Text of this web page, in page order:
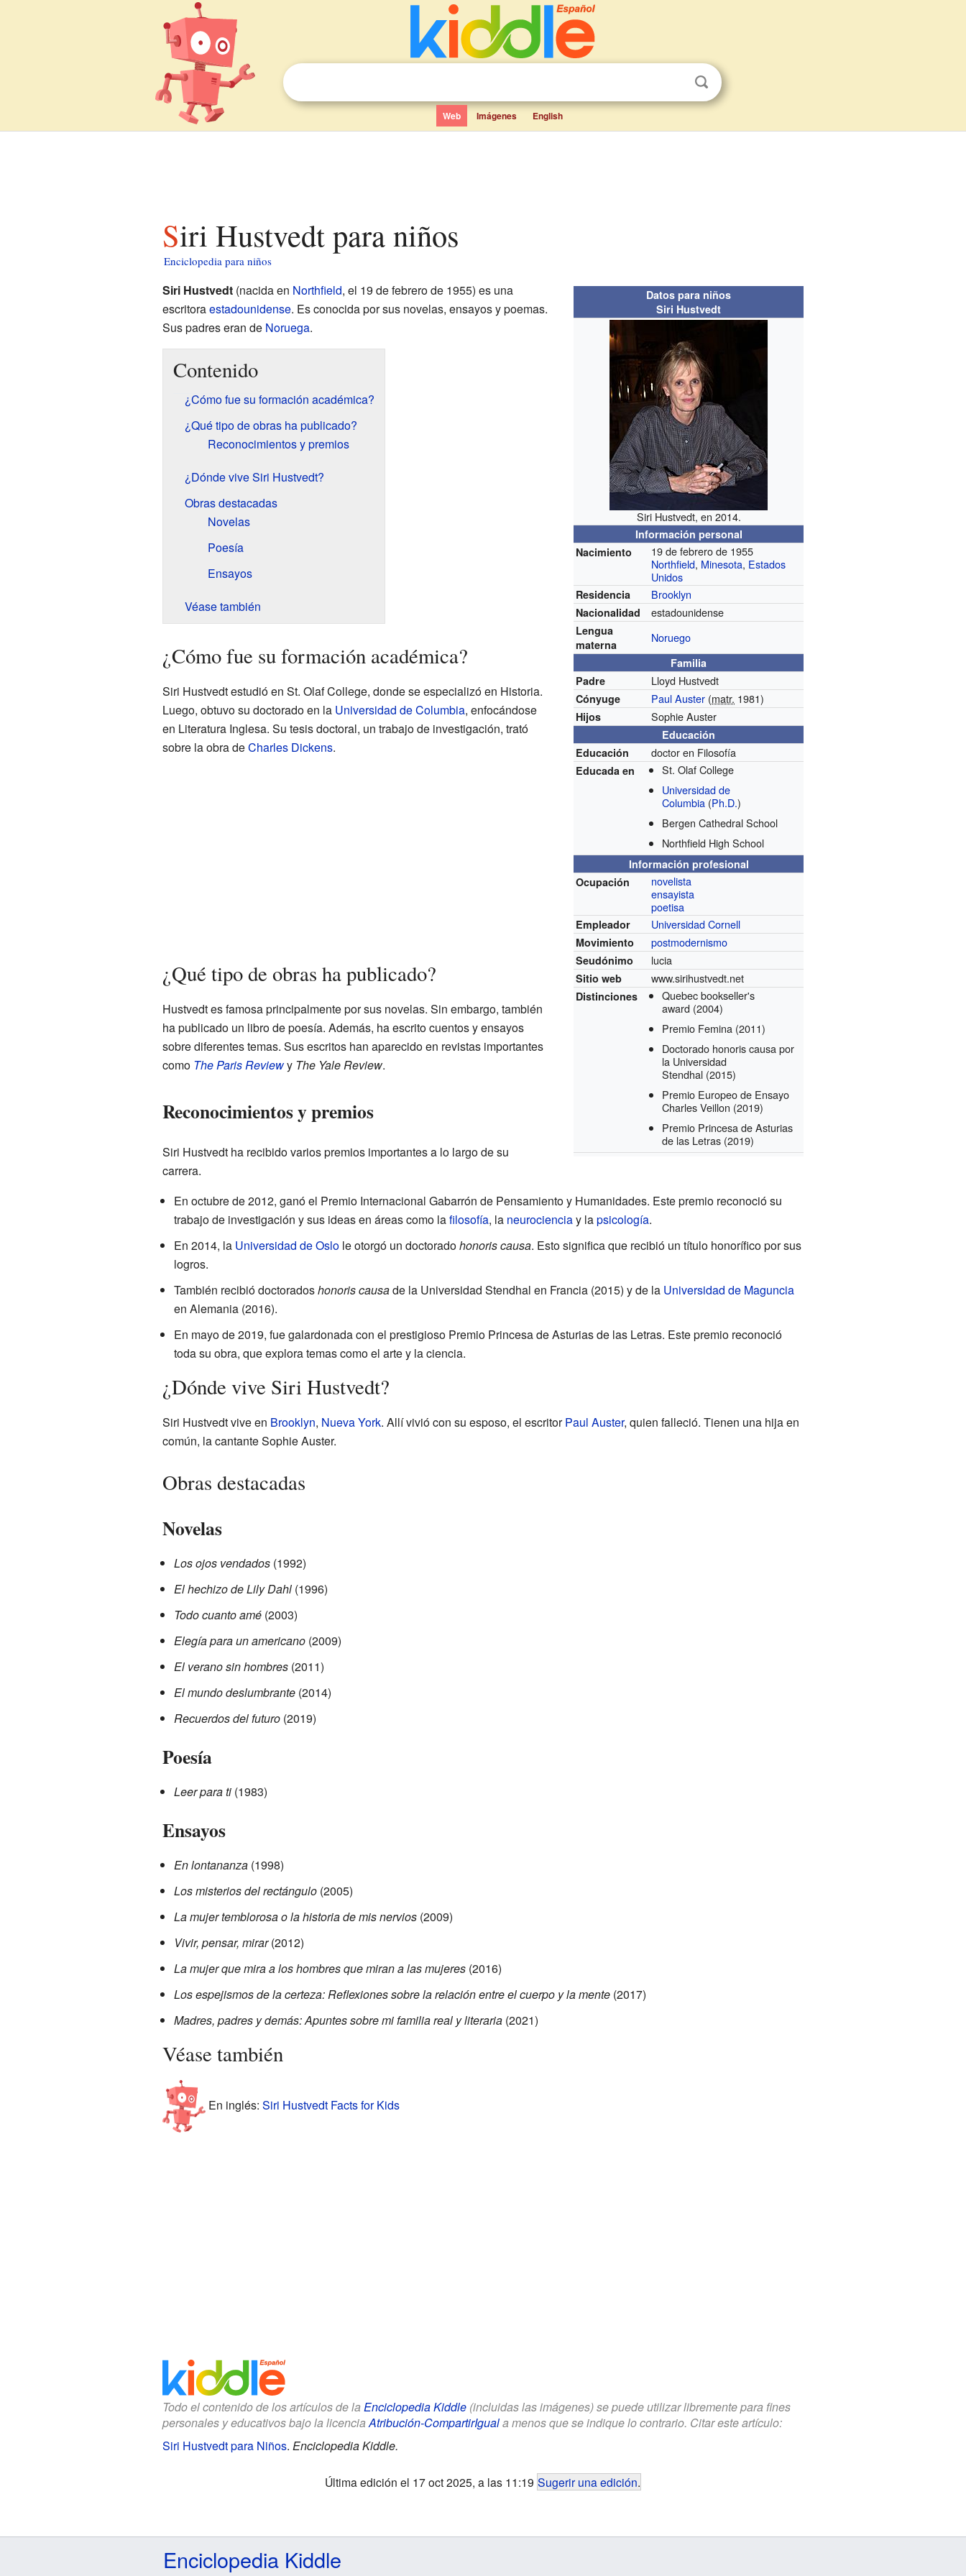
Web Imágenes English
Siri Hustvedt para niños
Enciclopedia para niños
Datos para niños
Siri Hustvedt
Siri Hustvedt, en 2014.
Información personal
Nacimiento
19 de febrero de 1955
Northfield, Minesota, Estados
Unidos
Residencia Brooklyn
Nacionalidad estadounidense
Lengua
materna
Noruego
Familia
Padre
Lloyd Hustvedt
Cónyuge Paul Auster (matr. 1981)
Hijos Sophie Auster
Educación
Educación
doctor en Filosofía
Educada en
St. Olaf College
Universidad de
Columbia (Ph.D.)
Bergen Cathedral School
Northfield High School
Información profesional
Ocupación
novelista
ensayista
poetisa
Empleador Universidad Cornell
Movimiento postmodernismo
Seudónimo lucia
Sitio web www.sirihustvedt.net
Distinciones
Quebec bookseller's
award (2004)
Premio Femina (2011)
Doctorado honoris causa por
la Universidad
Stendhal (2015)
Premio Europeo de Ensayo
Charles Veillon (2019)
Premio Princesa de Asturias
de las Letras (2019)
Siri Hustvedt(nacida en Northfield, el 19 de febrero de 1955) es una
escritoraestadounidense. Es conocida por sus novelas, ensayos y poemas.
Sus padres eran de Noruega.
Contenido
¿Cómo fue su formación académica?
¿Qué tipo de obras ha publicado?
Reconocimientos y premios
¿Dónde vive Siri Hustvedt?
Obras destacadas
Novelas
Poesía
Ensayos
Véase también
¿Cómo fue su formación académica?
Siri Hustvedt estudió en St. Olaf College, donde se especializó en Historia.
Luego, obtuvo su doctorado en la Universidad de Columbia, enfocándose
en Literatura Inglesa. Su tesis doctoral, un trabajo de investigación, trató
sobre la obra deCharles Dickens.
¿Qué tipo de obras ha publicado?
Hustvedt es famosa principalmente por sus novelas. Sin embargo, también
ha publicado un libro de poesía. Además, ha escrito cuentos y ensayos
sobre diferentes temas. Sus escritos han aparecido en revistas importantes
como The Paris Reviewy The Yale Review.
Reconocimientos y premios
Siri Hustvedt ha recibido varios premios importantes a lo largo de su
carrera.
En octubre de 2012, ganó el Premio Internacional Gabarrón de Pensamiento y Humanidades. Este premio reconoció su
trabajo de investigación y sus ideas en áreas como lafilosofía, la neurocienciay lapsicología.
En 2014, la Universidad de Oslole otorgó un doctoradohonoris causa. Esto significa que recibió un título honorífico por sus
logros.
También recibió doctoradoshonoris causade la Universidad Stendhal en Francia (2015) y de la Universidad de Maguncia
en Alemania (2016).
En mayo de 2019, fue galardonada con el prestigioso Premio Princesa de Asturias de las Letras. Este premio reconoció
toda su obra, que explora temas como el arte y la ciencia.
¿Dónde vive Siri Hustvedt?
Siri Hustvedt vive en Brooklyn, Nueva York. Allí vivió con su esposo, el escritorPaul Auster, quien falleció. Tienen una hija en
común, la cantante Sophie Auster.
Obras destacadas
Novelas
Los ojos vendados(1992)
El hechizo de Lily Dahl(1996)
Todo cuanto amé(2003)
Elegía para un americano(2009)
El verano sin hombres(2011)
El mundo deslumbrante(2014)
Recuerdos del futuro(2019)
Poesía
Leer para ti(1983)
Ensayos
En lontananza(1998)
Los misterios del rectángulo(2005)
La mujer temblorosa o la historia de mis nervios(2009)
Vivir, pensar, mirar(2012)
La mujer que mira a los hombres que miran a las mujeres(2016)
Los espejismos de la certeza: Reflexiones sobre la relación entre el cuerpo y la mente(2017)
Madres, padres y demás: Apuntes sobre mi familia real y literaria(2021)
Véase también
En inglés: Siri Hustvedt Facts for Kids
Todo el contenido de los artículos de la Enciclopedia Kiddle(incluidas las imágenes) se puede utilizar libremente para fines
personales y educativos bajo la licenciaAtribución-CompartirIguala menos que se indique lo contrario. Citar este artículo:
Siri Hustvedt para Niños. Enciclopedia Kiddle.
Última edición el 17 oct 2025, a las 11:19 Sugerir una edición.
Enciclopedia Kiddle